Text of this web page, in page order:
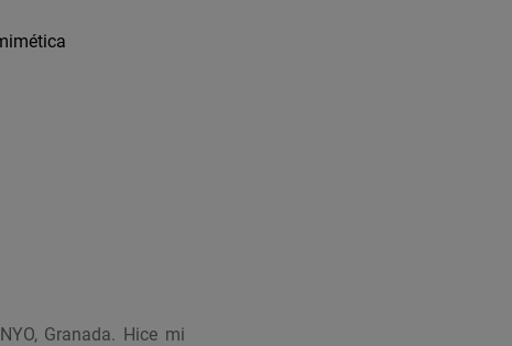
Granada. Hice mi